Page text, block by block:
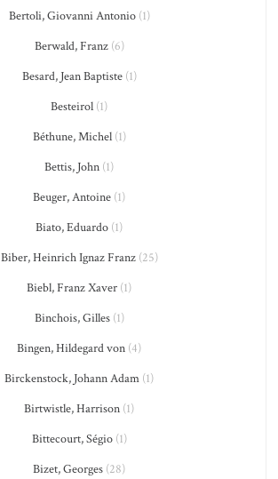
Bertoli, Giovanni Antonio(1)
Berwald, Franz(6)
Besard, Jean Baptiste(1)
Besteirol (1)
Béthune, Michel(1)
Bettis, John (1)
Beuger, Antoine (1)
Biato, Eduardo (1)
Biber, Heinrich Ignaz Franz(25)
Biebl, Franz Xaver (1)
Binchois, Gilles(1)
Bingen, Hildegard von (4)
Birckenstock, Johann Adam (1)
Birtwistle, Harrison (1)
Bittecourt, Ségio(1)
Bizet, Georges (28)